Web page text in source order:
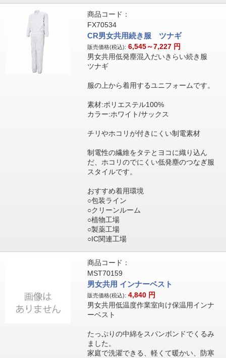
商品コード：
FX70534
CR男女共用続き服 ツナギ
販売価格(税込): 6,545～7,227 円
男女共用低発塵混入だいきらい続き服
ツナギ
服の上から着用するユニフォームです。
素材:ポリエステル100%
カラー:ホワイト/サックス
チリやホコリが付きにくい制電素材
制電性の繊維をタテとヨコに織り込ん
だ、ホコリのでにくい低発塵のつなぎ服
スタイルです。
おすすめ着用環境
○包装ライン
○クリーンルーム
○植物工場
○製薬工場
○IC関連工場
商品コード：
MST70159
男女共用 インナーベスト
販売価格(税込): 4,840 円
男女共用低温度作業室向け保温用インナ
ーベスト
たっぷりの中綿をスパンボンドでくるみ
ました。
家庭で洗濯できる、軽くて暖かい、防寒